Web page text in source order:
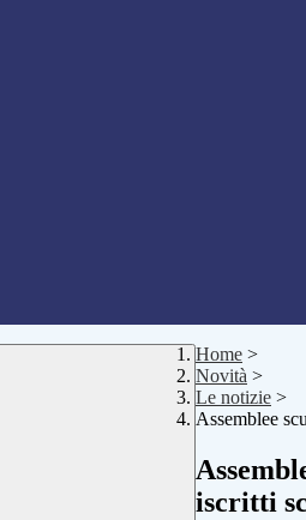
Home >
Novità >
Le notizie >
Assemblee
iscritti